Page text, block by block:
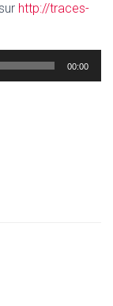
http://traces-
00:00